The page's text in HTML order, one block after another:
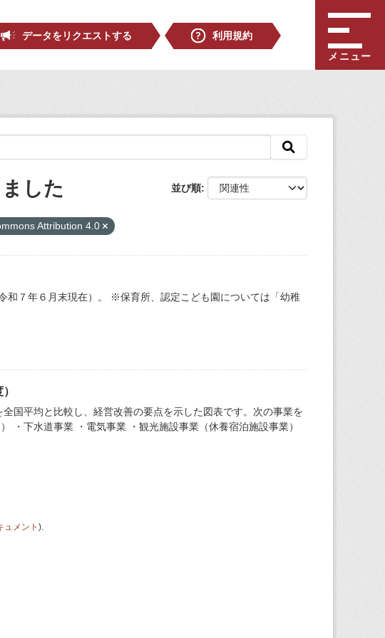
データをリクエストする
利用規約
メニュー
並び順
した
Attribution 4.0
和７年６月末現在）。 ※保育所、認定こども園については「幼稚
国平均と比較し、経営改善の要点を示した図表です。次の事業を
・下水道事業 ・電気事業 ・観光施設事業（休養宿泊施設事業）
ュメント ).